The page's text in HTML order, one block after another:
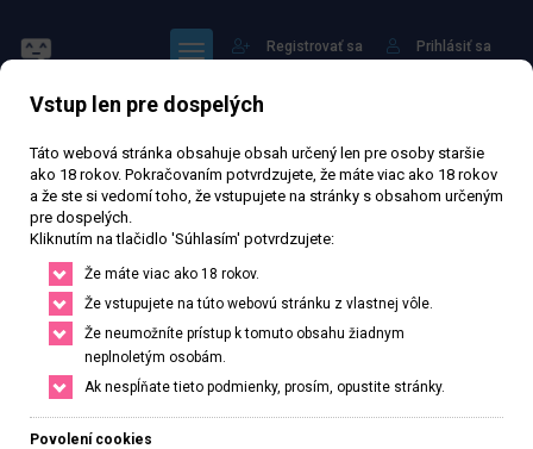
Prihlásiť sa
Registrovať sa
Alexa
76 240 zhlédnutí Ověřený inzerát Aktivní 33 dní
29 rokov Veľkosť F Slovenská
Bratislava, Bratislavský kraj, Slovenská republika
+421 944089511
Vstup len pre dospelých
Táto webová stránka obsahuje obsah určený len pre osoby staršie
ako 18 rokov. Pokračovaním potvrdzujete, že máte viac ako 18 rokov
a že ste si vedomí toho, že vstupujete na stránky s obsahom určeným
pre dospelých.
Kliknutím na tlačidlo 'Súhlasím' potvrdzujete:
Že máte viac ako 18 rokov.
Že vstupujete na túto webovú stránku z vlastnej vôle.
Že neumožníte prístup k tomuto obsahu žiadnym
neplnoletým osobám.
Ak nespĺňate tieto podmienky, prosím, opustite stránky.
Povolení cookies